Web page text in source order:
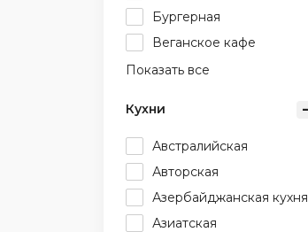
Бургерная
Веганское кафе
Показать все
Кухни
Австралийская
Авторская
Азербайджанская кухня
Азиатская